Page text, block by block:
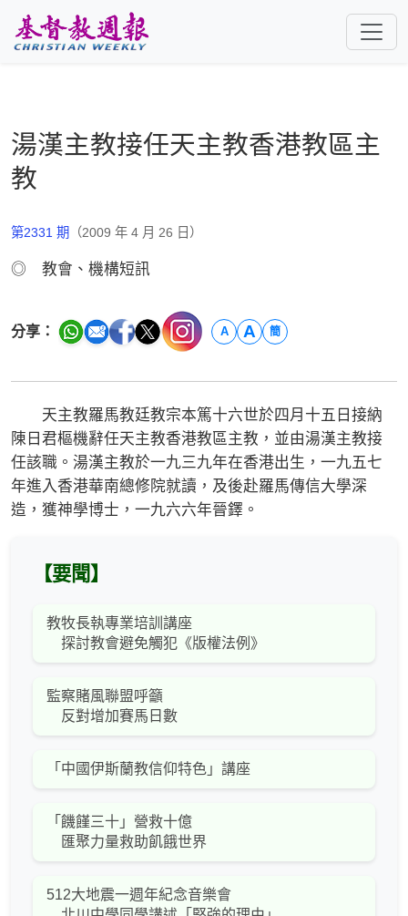
湯漢主教接任天主教香港教區主
教
第2331 期 （2009 年 4 月 26 日）
◎ 教會、機構短訊
分享： A A 簡
天主教羅馬教廷教宗本篤十六世於四月十五日接納
陳日君樞機辭任天主教香港教區主教，並由湯漢主教接
任該職。湯漢主教於一九三九年在香港出生，一九五七
年進入香港華南總修院就讀，及後赴羅馬傳信大學深
造，獲神學博士，一九六六年晉鐸。
【要聞】
教牧長執專業培訓講座
探討教會避免觸犯《版權法例》
監察賭風聯盟呼籲
反對增加賽馬日數
「中國伊斯蘭教信仰特色」講座
「饑饉三十」營救十億
匯聚力量救助飢餓世界
512大地震一週年紀念音樂會